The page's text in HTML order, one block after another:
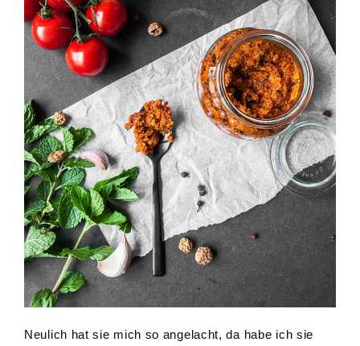
Neulich hat sie mich so angelacht, da habe ich sie